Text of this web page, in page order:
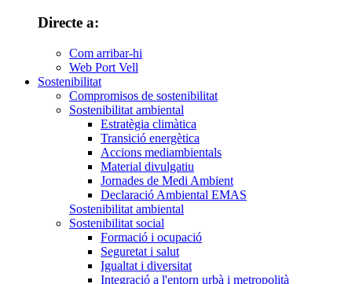
Directe a:
Com arribar-hi
Web Port Vell
Sostenibilitat
Compromisos de sostenibilitat
Sostenibilitat ambiental
Estratègia climàtica
Transició energètica
Accions mediambientals
Material divulgatiu
Jornades de Medi Ambient
Declaració Ambiental EMAS
Sostenibilitat ambiental
Sostenibilitat social
Formació i ocupació
Seguretat i salut
Igualtat i diversitat
Integració a l'entorn urbà i metropolità